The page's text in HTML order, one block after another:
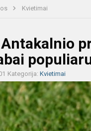
Kvietimai
Kategorija: Kvietimai